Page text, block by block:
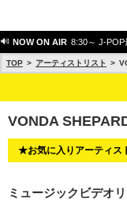
NOW ON AIR 8:30～ J-POP
TOP アーティストリスト
VONDA
★お気に入りアーティス
ミュージックビデオ